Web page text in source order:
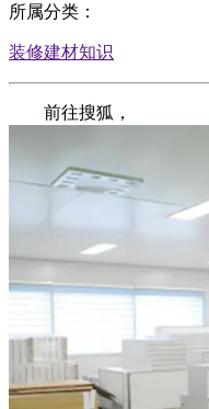
所属分类：
装修建材知识
前往搜狐，